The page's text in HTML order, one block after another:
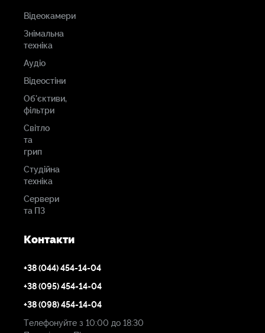
Відеокамери
Знімальна
техніка
Аудіо
Відеостіни
Об'єктиви,
фільтри
Світло
та
грип
Студійна
техніка
Сервери
та ПЗ
Контакти
+38 (044) 454-14-04
+38 (095) 454-14-04
+38 (098) 454-14-04
Телефонуйте з 10:00 до 18:30